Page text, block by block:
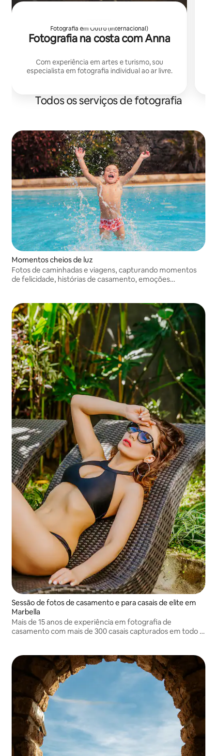
Fotografia em Outro (Internacional)
Fotografia na costa com Anna
Com experiência em artes e turismo, sou
especialista em fotografia individual ao ar livre.
Todos os serviços de fotografia
Momentos cheios de luz
Fotos de caminhadas e viagens, capturando momentos
de felicidade, histórias de casamento, emoções
Sessão de fotos de casamento e para casais de elite em
Marbella
Mais de 15 anos de experiência em fotografia de
casamento com mais de 300 casais capturados em todo o
genuínas e profundas.